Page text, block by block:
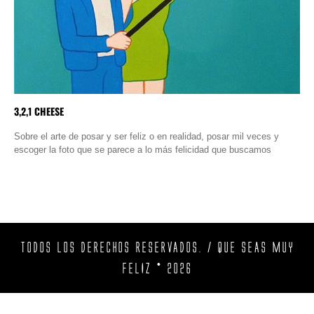
3,2,1 CHEESE
Sobre el arte de posar y ser feliz o en realidad, posar mil veces y
escoger la foto que se parece a lo más felicidad que buscamos
TODOS LOS DERECHOS RESERVADOS. / QUE SEAS MUY
FELIZ © 2026